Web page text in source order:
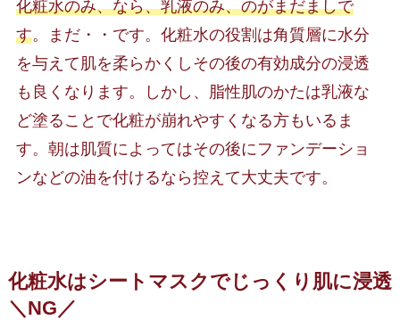
化粧水のみ、なら、乳液のみ、のがまだましで
す。まだ・・です。化粧水の役割は角質層に水分
を与えて肌を柔らかくしその後の有効成分の浸透
も良くなります。しかし、脂性肌のかたは乳液な
ど塗ることで化粧が崩れやすくなる方もいるま
す。朝は肌質によってはその後にファンデーショ
ンなどの油を付けるなら控えて大丈夫です。
化粧水はシートマスクでじっくり肌に浸透
＼NG／